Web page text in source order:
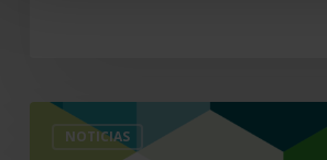
NOTICIAS
Informe